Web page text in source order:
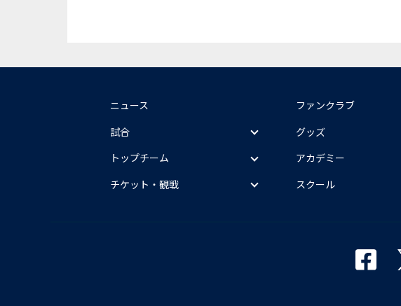
ニュース
試合
トップチーム
チケット・観戦
ファンクラブ
グッズ
アカデミー
スクール